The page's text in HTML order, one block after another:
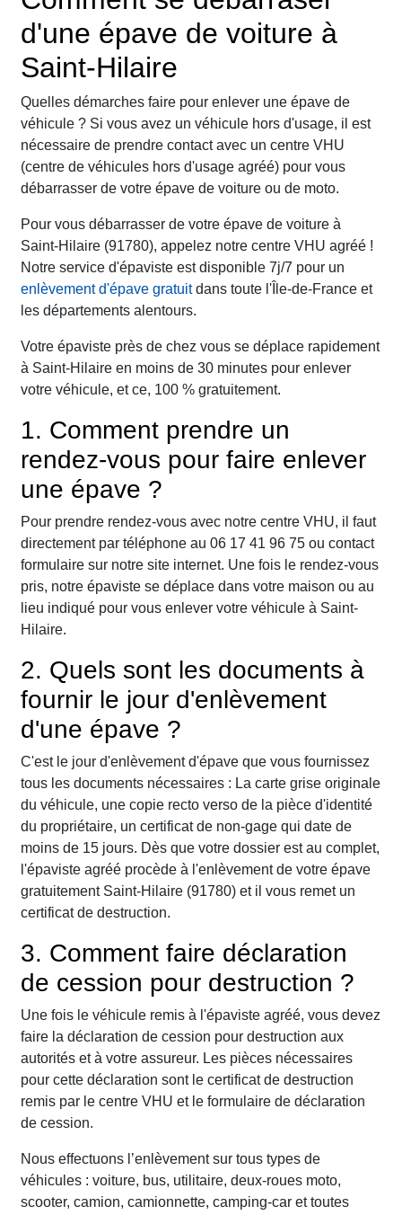
d'une épave de voiture à
Saint-Hilaire
Quelles démarches faire pour enlever une épave de
véhicule ? Si vous avez un véhicule hors d'usage, il est
nécessaire de prendre contact avec un centre VHU
(centre de véhicules hors d'usage agréé) pour vous
débarrasser de votre épave de voiture ou de moto.
Pour vous débarrasser de votre épave de voiture à
Saint-Hilaire (91780), appelez notre centre VHU agréé !
Notre service d'épaviste est disponible 7j/7 pour un
enlèvement d'épave gratuitdans toute l'Île-de-France et
les départements alentours.
Votre épaviste près de chez vous se déplace rapidement
à Saint-Hilaire en moins de 30 minutes pour enlever
votre véhicule, et ce, 100 % gratuitement.
1. Comment prendre un
rendez-vous pour faire enlever
une épave ?
Pour prendre rendez-vous avec notre centre VHU, il faut
directement par téléphone au 06 17 41 96 75 ou contact
formulaire sur notre site internet. Une fois le rendez-vous
pris, notre épaviste se déplace dans votre maison ou au
lieu indiqué pour vous enlever votre véhicule à Saint-
Hilaire.
2. Quels sont les documents à
fournir le jour d'enlèvement
d'une épave ?
C'est le jour d'enlèvement d'épave que vous fournissez
tous les documents nécessaires : La carte grise originale
du véhicule, une copie recto verso de la pièce d'identité
du propriétaire, un certificat de non-gage qui date de
moins de 15 jours. Dès que votre dossier est au complet,
l'épaviste agréé procède à l'enlèvement de votre épave
gratuitement Saint-Hilaire (91780) et il vous remet un
certificat de destruction.
3. Comment faire déclaration
de cession pour destruction ?
Une fois le véhicule remis à l'épaviste agréé, vous devez
faire la déclaration de cession pour destruction aux
autorités et à votre assureur. Les pièces nécessaires
pour cette déclaration sont le certificat de destruction
remis par le centre VHU et le formulaire de déclaration
de cession.
Nous effectuons l’enlèvement sur tous types de
véhicules : voiture, bus, utilitaire, deux-roues moto,
scooter, camion, camionnette, camping-car et toutes